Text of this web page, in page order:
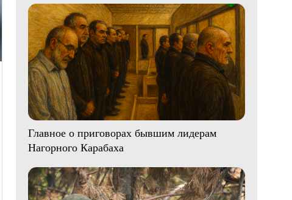
Главное о приговорах бывшим лидерам
Нагорного Карабаха